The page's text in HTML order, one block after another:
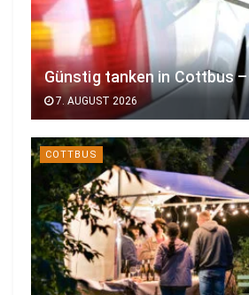
Günstig tanken in Cottbus
7. AUGUST 2026
COTTBUS